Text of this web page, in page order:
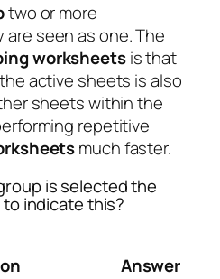
two or more
are seen as one. The
worksheetsis that
active sheets is also
sheets within the
repetitive
much faster.
is selected the
indicate this?
Answer